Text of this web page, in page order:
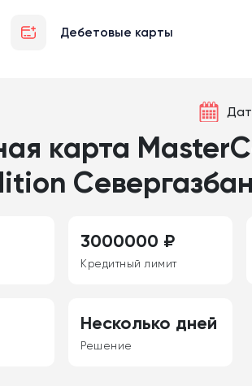
Дебетовые карты
карта
3000000 ₽
Кредитный лимит
Несколько дней
Решение